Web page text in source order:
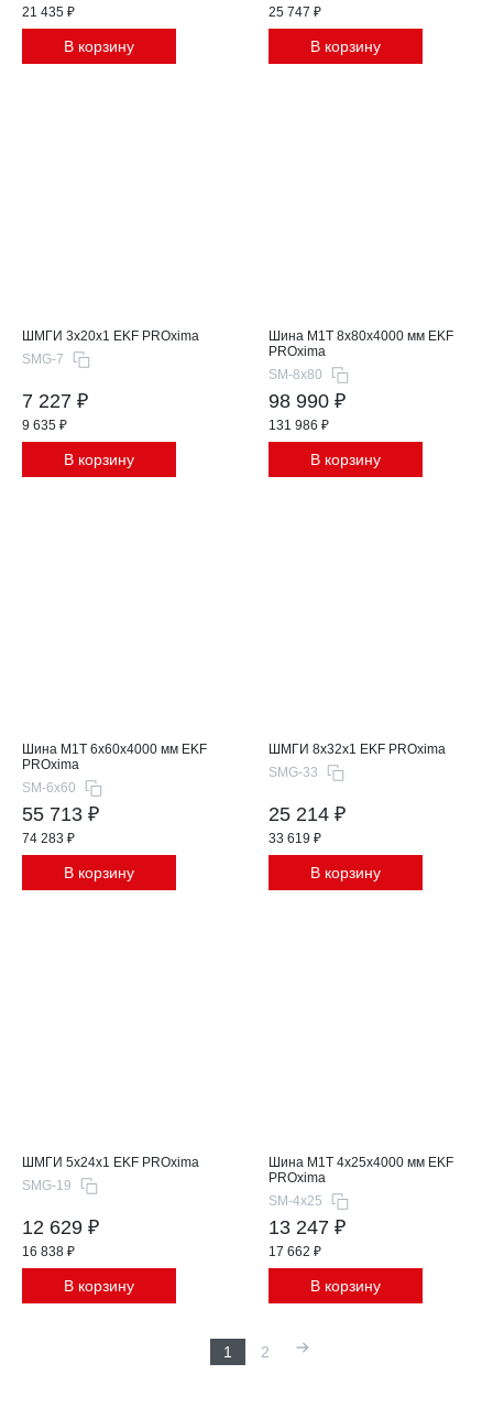
21 435 ₽
В корзину
25 747 ₽
В корзину
ШМГИ 3x20x1 EKF PROxima
SMG-7
7 227 ₽
9 635 ₽
В корзину
Шина М1T 8x80x4000 мм EKF
PROxima
SM-8x80
98 990 ₽
131 986 ₽
В корзину
Шина М1T 6x60x4000 мм EKF
PROxima
SM-6x60
55 713 ₽
74 283 ₽
В корзину
ШМГИ 8x32x1 EKF PROxima
SMG-33
25 214 ₽
33 619 ₽
В корзину
ШМГИ 5x24x1 EKF PROxima
SMG-19
12 629 ₽
16 838 ₽
В корзину
Шина М1T 4x25x4000 мм EKF
PROxima
SM-4x25
13 247 ₽
17 662 ₽
В корзину
1 2